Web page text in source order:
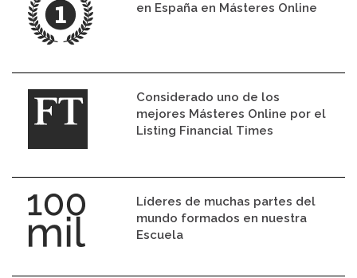
en España en Másteres Online
Considerado uno de los
mejores Másteres Online por el
Listing Financial Times
Líderes de muchas partes del
mundo formados en nuestra
Escuela